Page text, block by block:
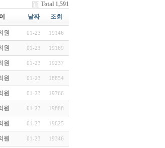
Total 1,591
날짜 조회
원 01-23 19146
원 01-23 19169
원 01-23 19237
원 01-23 18854
원 01-23 19766
원 01-23 19888
원 01-23 19625
원 01-23 19346